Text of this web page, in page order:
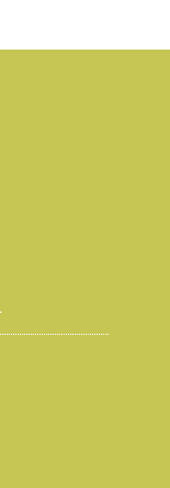
initiatives
de France, la
RhôneAlpes,